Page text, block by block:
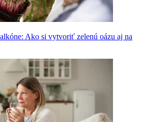
Ako si vytvoriť zelenú oázu aj na